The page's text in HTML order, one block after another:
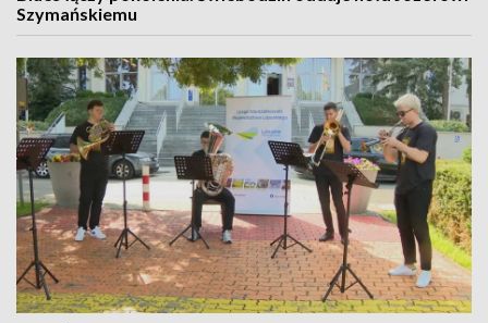
Szymańskiemu